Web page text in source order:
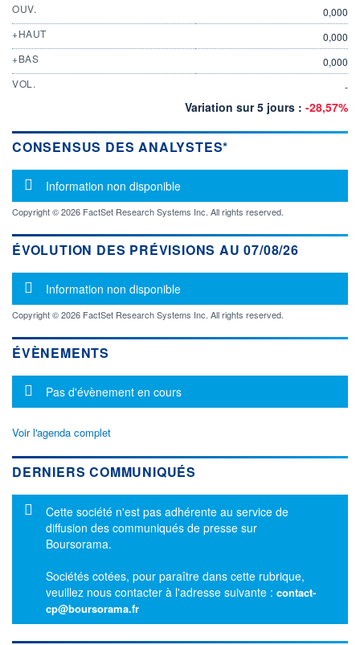
OUV.
0,000
+HAUT
0,000
+BAS
0,000
VOL.
-
Variation sur 5 jours : -28,57%
CONSENSUS DES ANALYSTES*
Message d'information
Information non disponible
Copyright © 2026 FactSet Research Systems Inc. All rights reserved.
ÉVOLUTION DES PRÉVISIONS AU 07/08/26
Message d'information
Information non disponible
Copyright © 2026 FactSet Research Systems Inc. All rights reserved.
ÉVÈNEMENTS
Message d'information
Pas d'évènement en cours
Voir l'agenda complet
DERNIERS COMMUNIQUÉS
Message d'information
Cette société n'est pas adhérente au service de
diffusion des communiqués de presse sur
Boursorama.
Sociétés cotées, pour paraître dans cette rubrique,
veuillez nous contacter à l'adresse suivante : contact-
cp@boursorama.fr